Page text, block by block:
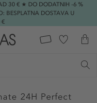
30 € ★ DO DODATNIH -6 %
BESPLATNA DOSTAVA U
€
24H Perfect